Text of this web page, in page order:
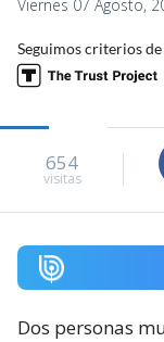
Viernes 07 Agosto,
Seguimos criterios de
654
visitas
Dos personas